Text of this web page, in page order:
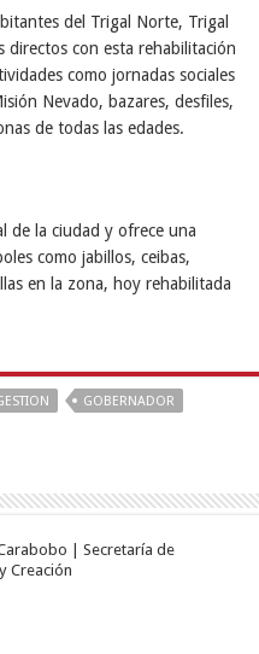
del Trigal Norte, Trigal
directos con esta rehabilitación
como jornadas sociales
Nevado, bazares, desfiles,
de todas las edades.
de la ciudad y ofrece una
como jabillos, ceibas,
en la zona, hoy rehabilitada
GOBERNADOR
| Secretaría de
Creación